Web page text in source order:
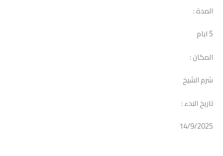
المدة :
5 ايام
المكان :
شرم الشيخ
تاريخ البدء :
14/9/2025